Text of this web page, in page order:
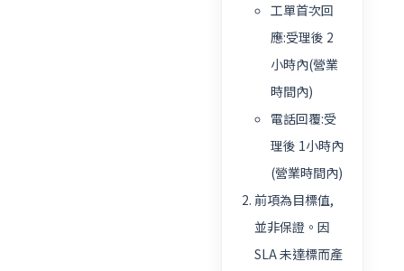
工單首次回
應:受理後 2
小時內(營業
時間內)
電話回覆:受
理後 1小時內
(營業時間內)
前項為目標值,
並非保證。因
SLA 未達標而產